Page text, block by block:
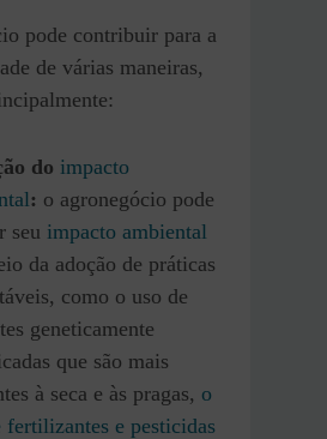
pode contribuir para a
de várias maneiras,
do impacto
: o agronegócio pode
seu impacto ambiental
da adoção de práticas
como o uso de
geneticamente
que são mais
à seca e às pragas, o
fertilizantes e pesticidas